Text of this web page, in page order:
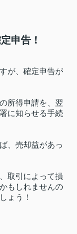
申告！
が、確定申告が
所得申請を、翌
に知らせる手続
、売却益があっ
取引によって損
もしれませんの
ょう！